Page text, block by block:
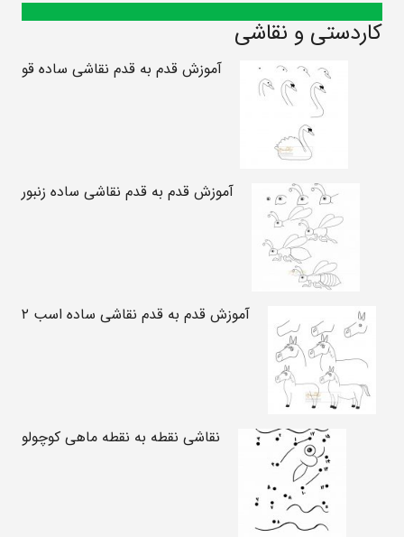
کاردستی و نقاشی
آموزش قدم به قدم نقاشی ساده قو
آموزش قدم به قدم نقاشی ساده زنبور
آموزش قدم به قدم نقاشی ساده اسب ۲
نقاشی نقطه به نقطه ماهی کوچولو